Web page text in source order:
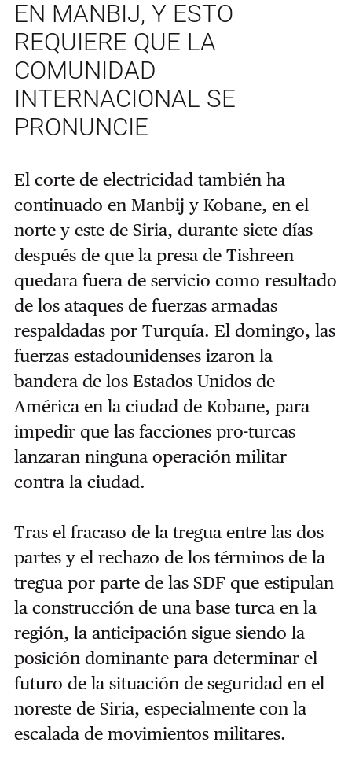
EN MANBIJ, Y ESTO
REQUIERE QUE LA
COMUNIDAD
INTERNACIONAL SE
PRONUNCIE
El corte de electricidad también ha
continuado en Manbij y Kobane, en el
norte y este de Siria, durante siete días
después de que la presa de Tishreen
quedara fuera de servicio como resultado
de los ataques de fuerzas armadas
respaldadas por Turquía. El domingo, las
fuerzas estadounidenses izaron la
bandera de los Estados Unidos de
América en la ciudad de Kobane, para
impedir que las facciones pro-turcas
lanzaran ninguna operación militar
contra la ciudad.
Tras el fracaso de la tregua entre las dos
partes y el rechazo de los términos de la
tregua por parte de las SDF que estipulan
la construcción de una base turca en la
región, la anticipación sigue siendo la
posición dominante para determinar el
futuro de la situación de seguridad en el
noreste de Siria, especialmente con la
escalada de movimientos militares.